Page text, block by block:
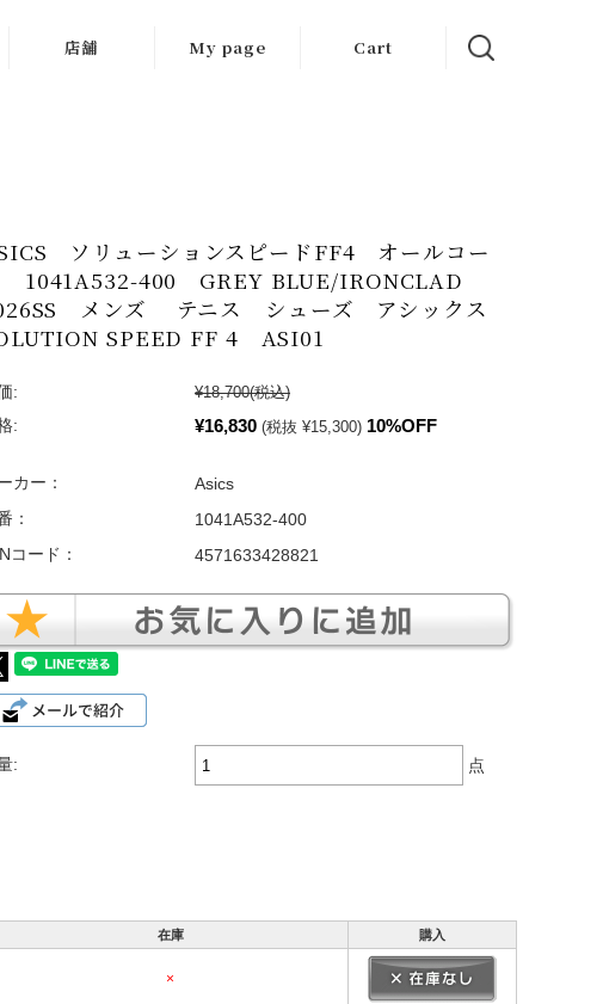
店舗 My page Cart
ソリューションスピードFF4 オールコー
1041A532-400 GREY BLUE/IRONCLAD
メンズ テニス シューズ アシックス
SPEED FF 4 ASI01
: ¥18,700(税込)
:
¥16,830 (税抜 ¥15,300) 10%OFF
カー：
Asics
：
1041A532-400
コード：
4571633428821
: 点
在庫 購入
×